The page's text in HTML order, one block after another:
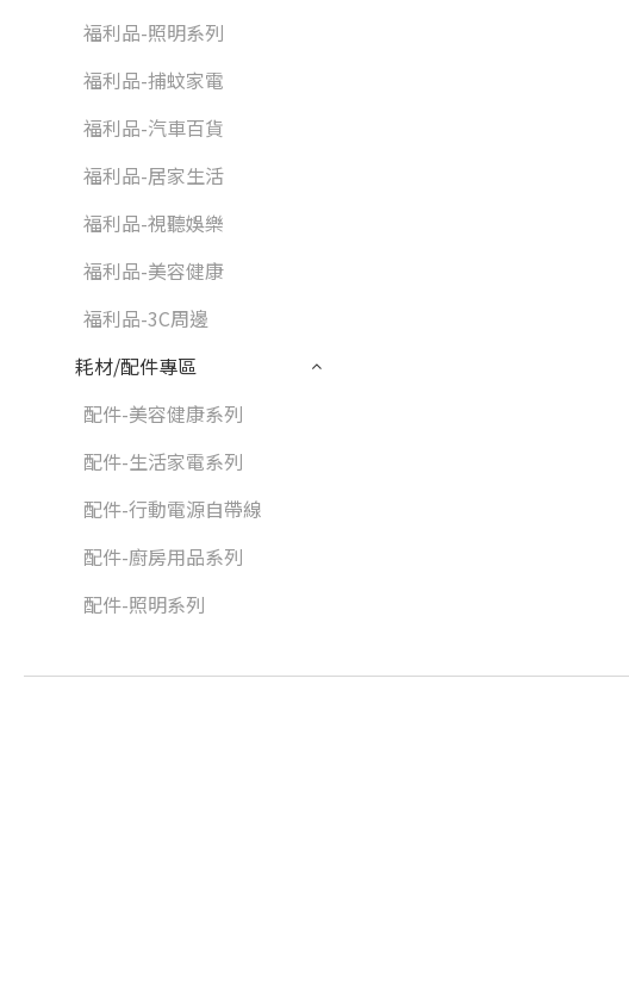
福利品-照明系列
福利品-捕蚊家電
福利品-汽車百貨
福利品-居家生活
福利品-視聽娛樂
福利品-美容健康
福利品-3C周邊
耗材/配件專區
配件-美容健康系列
配件-生活家電系列
配件-行動電源自帶線
配件-廚房用品系列
配件-照明系列